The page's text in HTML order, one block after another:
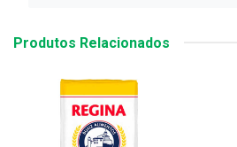
Produtos Relacionados